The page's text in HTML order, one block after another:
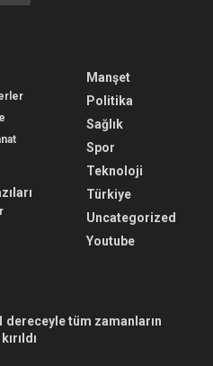
Manşet
Politika
Sağlık
Spor
Teknoloji
Türkiye
Uncategorized
Youtube
dereceyle tüm zamanların